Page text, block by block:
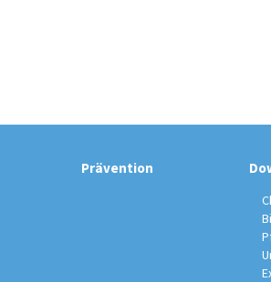
Prävention